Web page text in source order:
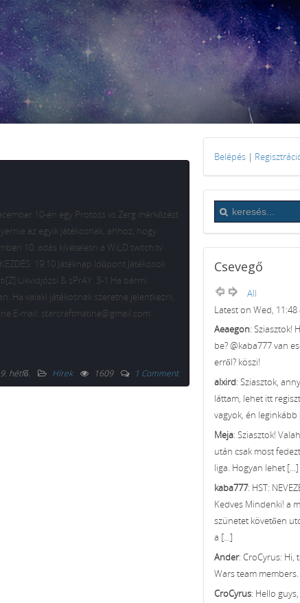
10-én egy Protoss vs Zerg mérkőzést
az egyik játékosnak, ahhoz, hogy
10. adás kívételesn a WiLD twitch.tv
19:10 Játéknap Időpont Játékosok
Likvidjózsi & sPrAY 3-1 Ha bármi
Ha valaki játékosnak szeretne jelentkezni,
E-mail: starcraftmatine@gmail.com
hétfő. Hírek 1609 1 Comment
Belépés |
Csevegő
All
Latest on Wed, 11:48
Aeaegon: Sziasztok!
be? @kaba777 van
erről? köszi!
alxird: Sziasztok,
láttam, lehet itt
vagyok, én leginkább
Meja: Sziasztok!
után csak most
liga. Hogyan lehet [...]
kaba777: HST:
Kedves Mindenki! a
szünetet követően
a [...]
Ander: CroCyrus:
Wars team members.
CroCyrus: Hello